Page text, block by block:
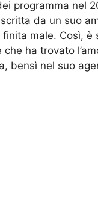
programma nel
da un suo
finita male. Così, è
ha trovato
bensì nel suo